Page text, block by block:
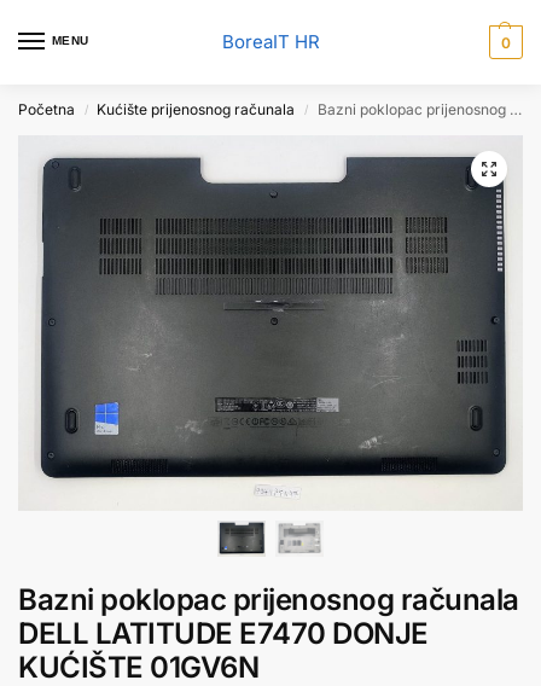
MENU BoreaIT HR 0
Početna / Kućište prijenosnog računala / Bazni poklopac prijenosnog računala DELL LATITUDE E7470 DONJE KUĆIŠTE 01GV6N
Bazni poklopac prijenosnog računala
DELL LATITUDE E7470 DONJE
KUĆIŠTE 01GV6N